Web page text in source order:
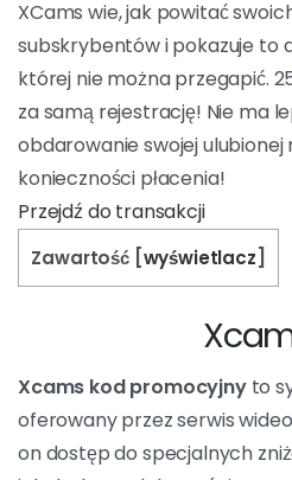
Oferta powitalna
XCams wie, jak powitać
subskrybentów i pokazuje
powitalnej, której nie
darmowych kredytów za
ma lepszego sposobu na
ulubionej modelki niż bez
PRZEJDŹ DO